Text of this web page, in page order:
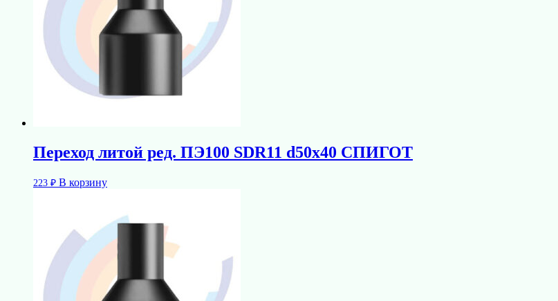
Переход литой ред. ПЭ100 SDR11 d50х40 СПИГОТ
223 ₽ В корзину